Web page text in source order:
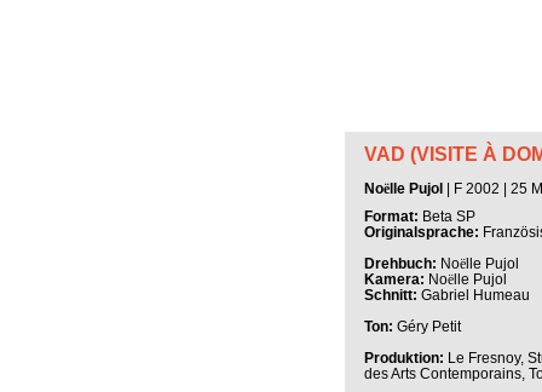
VAD (VISITE À
NoëllePujol
| F 2002 | 25
Format: Beta SP
Originalsprache:
Drehbuch: Noëlle Pujol
Kamera: Noëlle Pujol
Schnitt: Gabriel Humeau
Ton: Géry Petit
Produktion: Le Fresnoy,
des Arts Contemporains,